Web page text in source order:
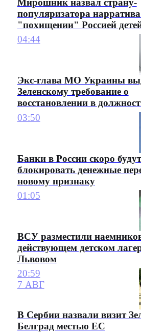
популяризатора
"похищении" Россией
04:44
Экс-глава МО Украины
Зеленскому требование о
восстановлении в
03:50
Банки в России скоро будут
блокировать денежные
новому признаку
01:05
ВСУ разместили
действующем детском
Львовом
20:59
7 АВГ
В Сербии назвали визит
Белград местью ЕС